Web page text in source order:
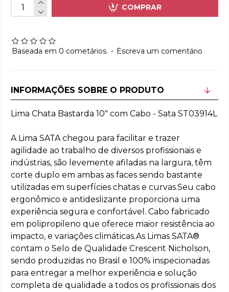
Baseada em 0 cometários. - Escreva um comentário
COMPRAR
INFORMAÇÕES SOBRE O PRODUTO
Lima Chata Bastarda 10" com Cabo - Sata ST03914L
A Lima SATA chegou para facilitar e trazer
agilidade ao trabalho de diversos profissionais e
indústrias, são levemente afiladas na largura, têm
corte duplo em ambas as faces sendo bastante
utilizadas em superfícies chatas e curvas.Seu cabo
ergonômico e antideslizante proporciona uma
experiência segura e confortável. Cabo fabricado
em polipropileno que oferece maior resistência ao
impacto, e variações climáticas.As Limas SATA®
contam o Selo de Qualidade Crescent Nicholson,
sendo produzidas no Brasil e 100% inspecionadas
para entregar a melhor experiência e solução
completa de qualidade a todos os profissionais dos